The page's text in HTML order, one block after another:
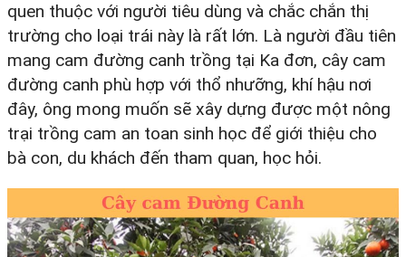
quen thuộc với người tiêu dùng và chắc chắn thị
trường cho loại trái này là rất lớn. Là người đầu tiên
mang cam đường canh trồng tại Ka đơn, cây cam
đường canh phù hợp với thổ nhưỡng, khí hậu nơi
đây, ông mong muốn sẽ xây dựng được một nông
trại trồng cam an toan sinh học để giới thiệu cho
bà con, du khách đến tham quan, học hỏi.